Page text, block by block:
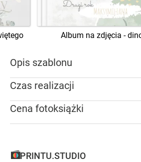
Album na zdjęcia -
Opis szablonu
Czas realizacji
Cena fotoksiążki
PRINTU.STUDIO